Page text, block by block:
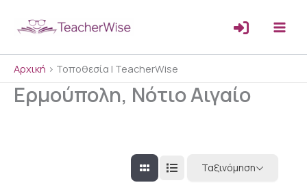
Αρχική > Τοποθεσία | TeacherWise
Ερμούπολη, Νότιο Αιγαίο
Ταξινόμηση